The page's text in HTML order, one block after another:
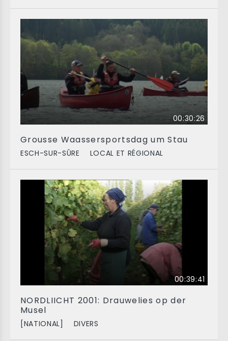
00:30:26
Grousse Waassersportsdag um Stau
ESCH-SUR-SÛRE LOCAL ET RÉGIONAL
00:39:41
NORDLIICHT 2001: Drauwelies op der
Musel
[NATIONAL] DIVERS